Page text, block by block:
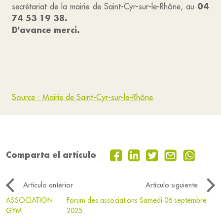
secrétariat de la mairie de Saint-Cyr-sur-le-Rhône, au 04
74 53 19 38.
D'avance merci.
Source : Mairie de Saint-Cyr-sur-le-Rhône
Comparta el artículo
Artículo anterior
Artículo siguiente
ASSOCIATION
GYM
Forum des associations Samedi 06 septembre
2025